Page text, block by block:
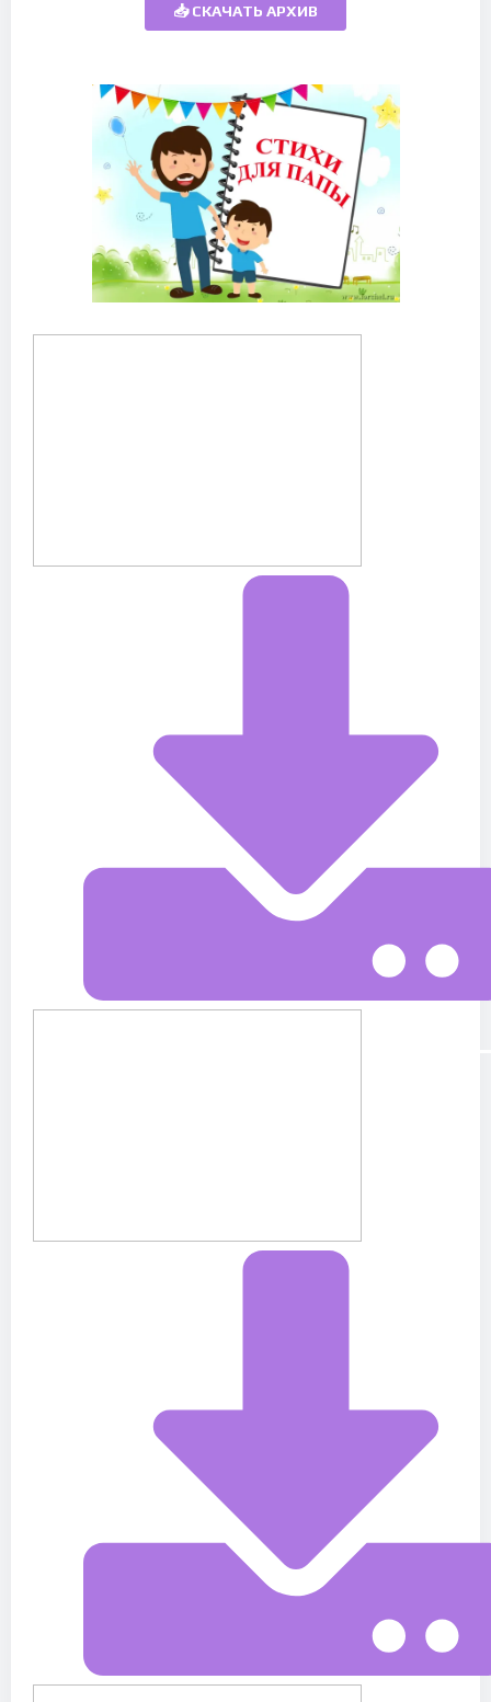
📥 СКАЧАТЬ АРХИВ